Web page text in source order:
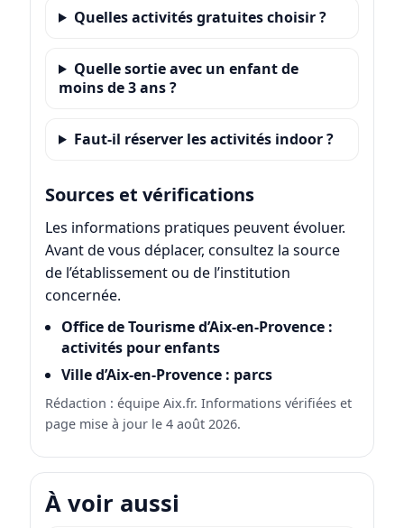
Quelles activités gratuites choisir ?
Quelle sortie avec un enfant de
moins de 3 ans ?
Faut-il réserver les activités indoor ?
Sources et vérifications
Les informations pratiques peuvent évoluer.
Avant de vous déplacer, consultez la source
de l’établissement ou de l’institution
concernée.
Office de Tourisme d’Aix-en-Provence :
activités pour enfants
Ville d’Aix-en-Provence : parcs
Rédaction : équipe Aix.fr. Informations vérifiées et
page mise à jour le 4 août 2026.
À voir aussi